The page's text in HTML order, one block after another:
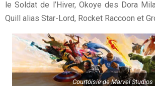
le Soldat de l’Hiver, Okoye des Dora
Quill alias Star-Lord, Rocket Raccoon et
Courtoisie de Marvel Studios